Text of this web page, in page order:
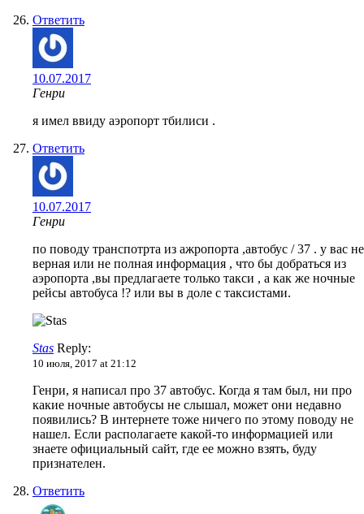
Ответить
10.07.2017
Генри
я имел ввиду аэропорт тбилиси .
Ответить
10.07.2017
Генри
по поводу транспотрта из ажропорта ,автобус / 37 . у вас не
верная или не полная информация , что бы добраться из
аэропорта ,вы предлагаете только такси , а как же ночные
рейсы автобуса !? или вы в доле с таксистами.
Stas Reply:
10 июля, 2017 at 21:12
Генри, я написал про 37 автобус. Когда я там был, ни про
какие ночные автобусы не слышал, может они недавно
появились? В интернете тоже ничего по этому поводу не
нашел. Если располагаете какой-то информацией или
знаете официальный сайт, где ее можно взять, буду
признателен.
Ответить